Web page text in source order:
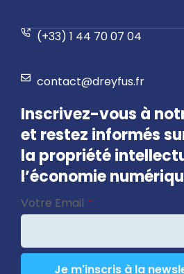
(+33) 1 44 70 07 04
contact@dreyfus.fr
Inscrivez-vous à
et restez informés
la propriété
l’économie
Contact
Email *
Votre Email *
Je m'inscris à la